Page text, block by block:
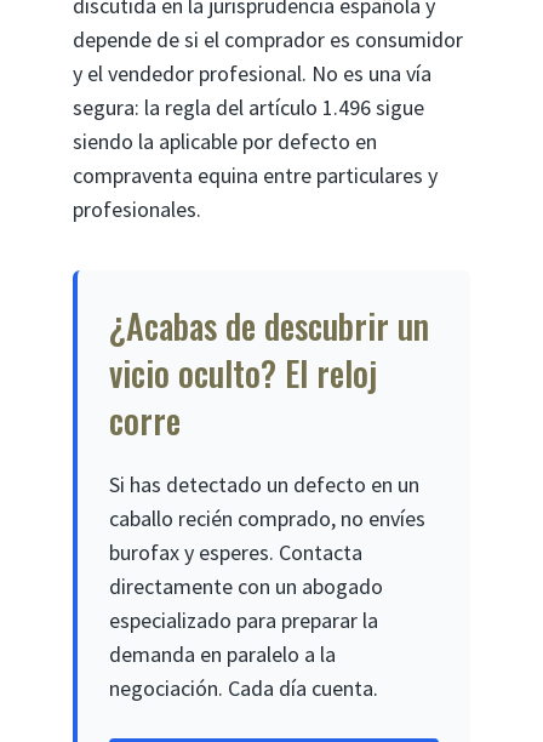
discutida en la jurisprudencia española y
depende de si el comprador es consumidor
y el vendedor profesional. No es una vía
segura: la regla del artículo 1.496 sigue
siendo la aplicable por defecto en
compraventa equina entre particulares y
profesionales.
¿Acabas de descubrir un
vicio oculto? El reloj
corre
Si has detectado un defecto en un
caballo recién comprado, no envíes
burofax y esperes. Contacta
directamente con un abogado
especializado para preparar la
demanda en paralelo a la
negociación. Cada día cuenta.